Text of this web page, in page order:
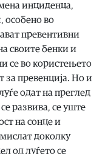
инциденца,
особено во
превентивни
своите бенки и
се во користењето
за превенција. Но и
одат на преглед
развива, се уште
на сонце и
доколку
од луѓето се